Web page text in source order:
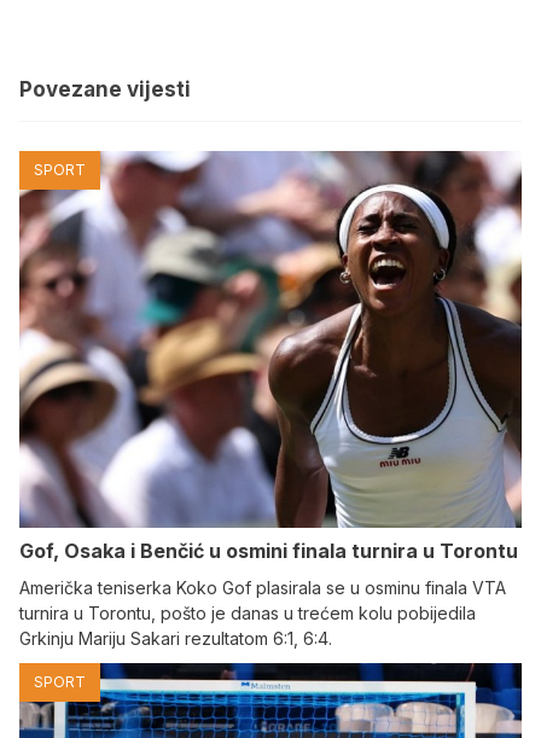
Povezane vijesti
SPORT
Gof, Osaka i Benčić u osmini finala turnira u Torontu
Američka teniserka Koko Gof plasirala se u osminu finala VTA
turnira u Torontu, pošto je danas u trećem kolu pobijedila
Grkinju Mariju Sakari rezultatom 6:1, 6:4.
SPORT